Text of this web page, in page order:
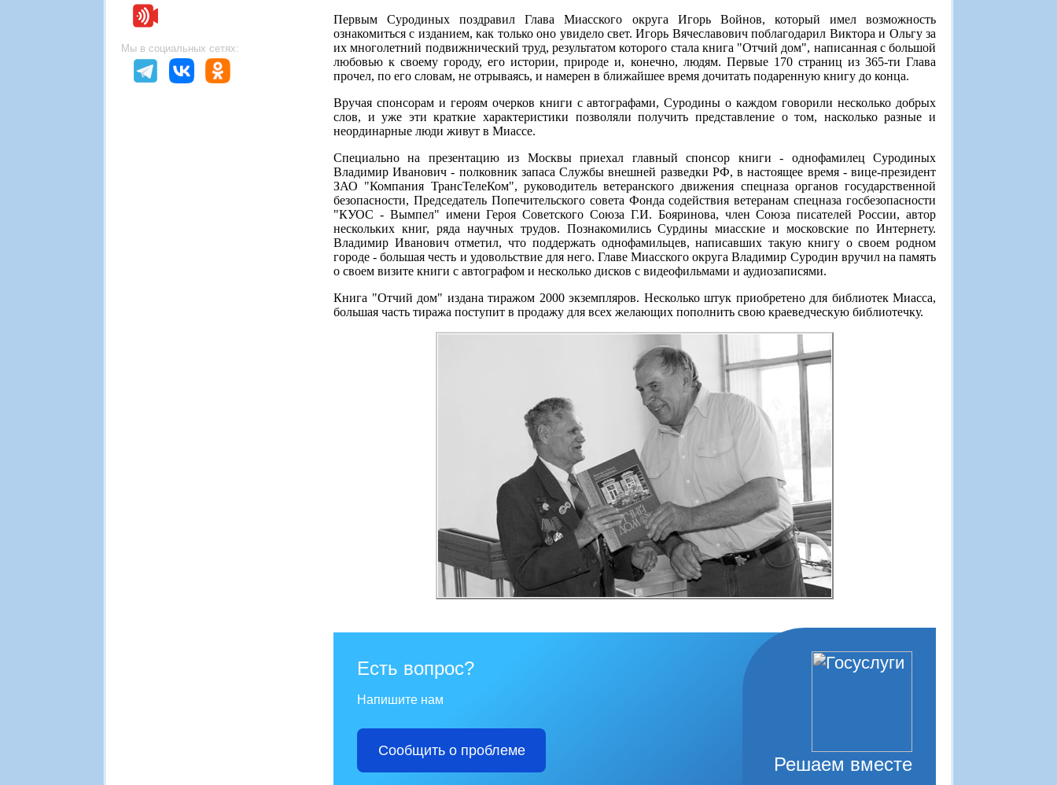
Мы в социальных сетях:
Первым Суродиных поздравил Глава Миасского округа Игорь Войнов, который имел возможность
ознакомиться с изданием, как только оно увидело свет. Игорь Вячеславович поблагодарил Виктора и Ольгу за
их многолетний подвижнический труд, результатом которого стала книга "Отчий дом", написанная с большой
любовью к своему городу, его истории, природе и, конечно, людям. Первые 170 страниц из 365-ти Глава
прочел, по его словам, не отрываясь, и намерен в ближайшее время дочитать подаренную книгу до конца.
Вручая спонсорам и героям очерков книги с автографами, Суродины о каждом говорили несколько добрых
слов, и уже эти краткие характеристики позволяли получить представление о том, насколько разные и
неординарные люди живут в Миассе.
Специально на презентацию из Москвы приехал главный спонсор книги - однофамилец Суродиных
Владимир Иванович - полковник запаса Службы внешней разведки РФ, в настоящее время - вице-президент
ЗАО "Компания ТрансТелеКом", руководитель ветеранского движения спецназа органов государственной
безопасности, Председатель Попечительского совета Фонда содействия ветеранам спецназа госбезопасности
"КУОС - Вымпел" имени Героя Советского Союза Г.И. Бояринова, член Союза писателей России, автор
нескольких книг, ряда научных трудов. Познакомились Сурдины миасские и московские по Интернету.
Владимир Иванович отметил, что поддержать однофамильцев, написавших такую книгу о своем родном
городе - большая честь и удовольствие для него. Главе Миасского округа Владимир Суродин вручил на память
о своем визите книги с автографом и несколько дисков с видеофильмами и аудиозаписями.
Книга "Отчий дом" издана тиражом 2000 экземпляров. Несколько штук приобретено для библиотек Миасса,
большая часть тиража поступит в продажу для всех желающих пополнить свою краеведческую библиотечку.
Решаем вместе
Есть вопрос?
Напишите нам
Сообщить о проблеме